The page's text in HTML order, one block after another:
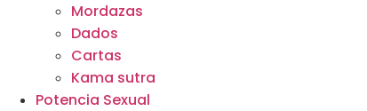
Mordazas
Dados
Cartas
Kama sutra
Potencia Sexual